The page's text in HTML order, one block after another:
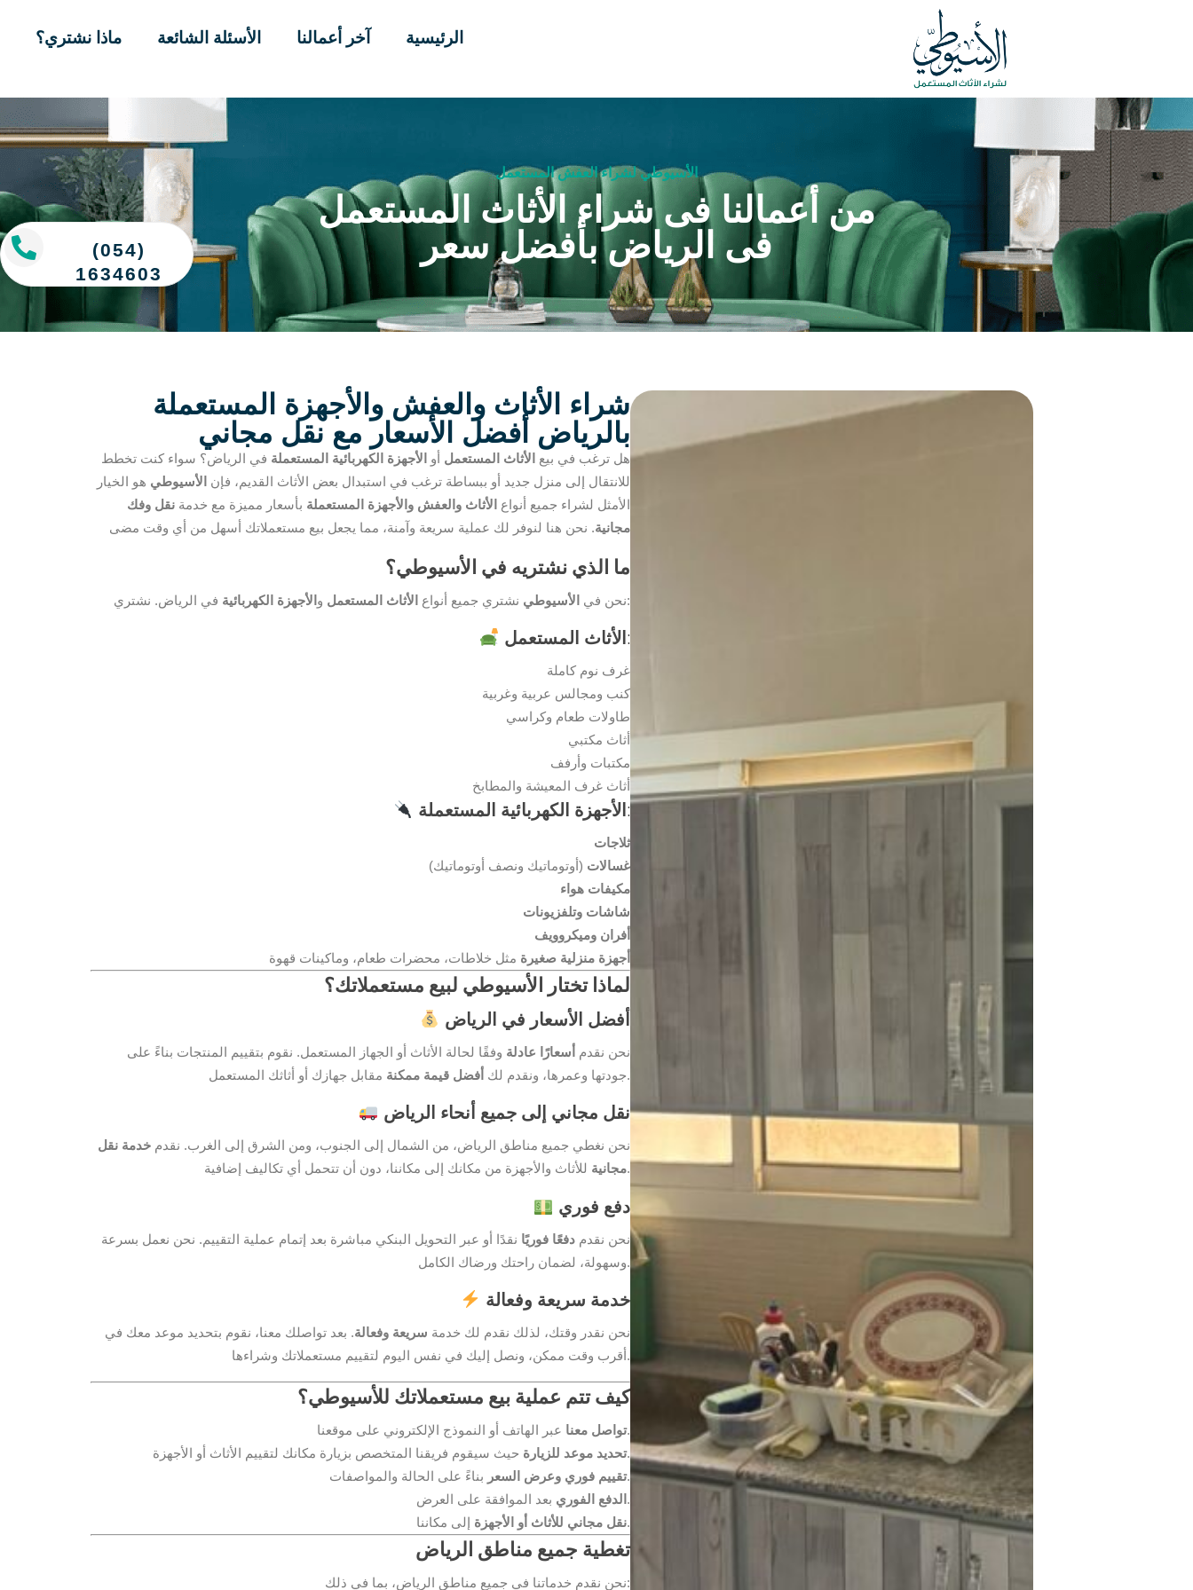
ماذا نشتري؟ الأسئلة الشائعة آخر أعمالنا الرئيسية
الأسيوطي لشراء العفش المستعمل
من أعمالنا فى شراء الأثاث المستعمل
فى الرياض بأفضل سعر
شراء الأثاث والعفش والأجهزة المستعملة
بالرياض أفضل الأسعار مع نقل مجاني
هل ترغب في بيع الأثاث المستعمل أو الأجهزة الكهربائية المستعملة في الرياض؟ سواء كنت تخطط
للانتقال إلى منزل جديد أو ببساطة ترغب في استبدال بعض الأثاث القديم، فإن الأسيوطي هو الخيار
الأمثل لشراء جميع أنواع الأثاث والعفش والأجهزة المستعملة بأسعار مميزة مع خدمةنقل وفك
مجانية. نحن هنا لنوفر لك عملية سريعة وآمنة، مما يجعل بيع مستعملاتك أسهل من أي وقت مضى
ما الذي نشتريه في الأسيوطي؟
نحن في الأسيوطي نشتري جميع أنواع الأثاث المستعمل و الأجهزة الكهربائية في الرياض. نشتري:
الأثاث المستعمل :
غرف نوم كاملة
كنب ومجالس عربية وغربية
طاولات طعام وكراسي
أثاث مكتبي
مكتبات وأرفف
أثاث غرف المعيشة والمطابخ
الأجهزة الكهربائية المستعملة :
ثلاجات
غسالات (أوتوماتيك ونصف أوتوماتيك)
مكيفات هواء
شاشات وتلفزيونات
أفران وميكروويف
أجهزة منزلية صغيرة مثل خلاطات، محضرات طعام، وماكينات قهوة
لماذا تختار الأسيوطي لبيع مستعملاتك؟
أفضل الأسعار في الرياض
نحن نقدم أسعارًا عادلة وفقًا لحالة الأثاث أو الجهاز المستعمل. نقوم بتقييم المنتجات بناءً على
جودتها وعمرها، ونقدم لك أفضل قيمة ممكنة مقابل جهازك أو أثاثك المستعمل.
نقل مجاني إلى جميع أنحاء الرياض
نحن نغطي جميع مناطق الرياض، من الشمال إلى الجنوب، ومن الشرق إلى الغرب. نقدمخدمة نقل
مجانيةللأثاث والأجهزة من مكانك إلى مكاننا، دون أن تتحمل أي تكاليف إضافية.
دفع فوري
نحن نقدمدفعًا فوريًا نقدًا أو عبر التحويل البنكي مباشرة بعد إتمام عملية التقييم. نحن نعمل بسرعة
وسهولة، لضمان راحتك ورضاك الكامل.
خدمة سريعة وفعالة
نحن نقدر وقتك، لذلك نقدم لك خدمة سريعة وفعالة. بعد تواصلك معنا، نقوم بتحديد موعد معك في
أقرب وقت ممكن، ونصل إليك في نفس اليوم لتقييم مستعملاتك وشراءها.
كيف تتم عملية بيع مستعملاتك للأسيوطي؟
تواصل معناعبر الهاتف أو النموذج الإلكتروني على موقعنا.
تحديد موعد للزيارةحيث سيقوم فريقنا المتخصص بزيارة مكانك لتقييم الأثاث أو الأجهزة.
تقييم فوري وعرض السعربناءً على الحالة والمواصفات.
الدفع الفوري بعد الموافقة على العرض.
نقل مجاني للأثاث أو الأجهزةإلى مكاننا.
تغطية جميع مناطق الرياض
نحن نقدم خدماتنا في جميع مناطق الرياض، بما في ذلك:
(054)
1634603